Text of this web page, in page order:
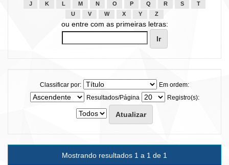
J
K L M N O P Q R S
T
U
V W X Y Z
ou entre com as primeiras letras:
Classificar por:
Em ordem:
Resultados/Página
Registro(s):
Mostrando resultados 1 a 1 de 1